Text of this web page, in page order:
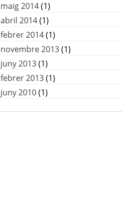
maig 2014(1)
abril 2014(1)
febrer 2014(1)
novembre 2013(1)
juny 2013(1)
febrer 2013(1)
juny 2010(1)